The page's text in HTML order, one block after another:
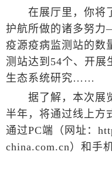
在展厅里，你将了
护航所做的诸多努
疫源疫病监测站的数
测站达到54个、开展
生态系统研究……
据了解，本次展览
半年，将通过线上方
通过PC端（网址：
china.com.cn）和手